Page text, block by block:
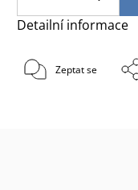
Detailní informace
Zeptat se